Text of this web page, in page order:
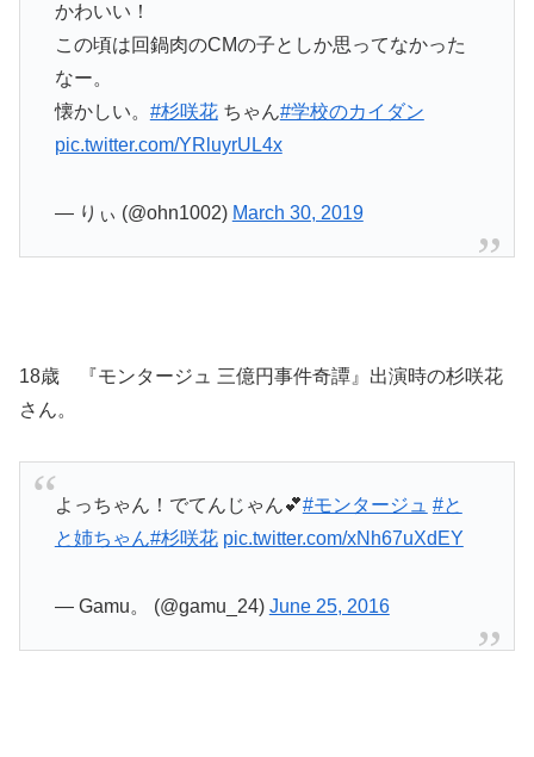
かわいい！
この頃は回鍋肉のCMの子としか思ってなかった
なー。
懐かしい。 #杉咲花ちゃん#学校のカイダン
pic.twitter.com/YRluyrUL4x
— りぃ (@ohn1002) March 30, 2019
18歳 『モンタージュ 三億円事件奇譚』出演時の杉咲花
さん。
よっちゃん！でてんじゃん💕#モンタージュ #と
と姉ちゃん#杉咲花 pic.twitter.com/xNh67uXdEY
— Gamu。 (@gamu_24) June 25, 2016